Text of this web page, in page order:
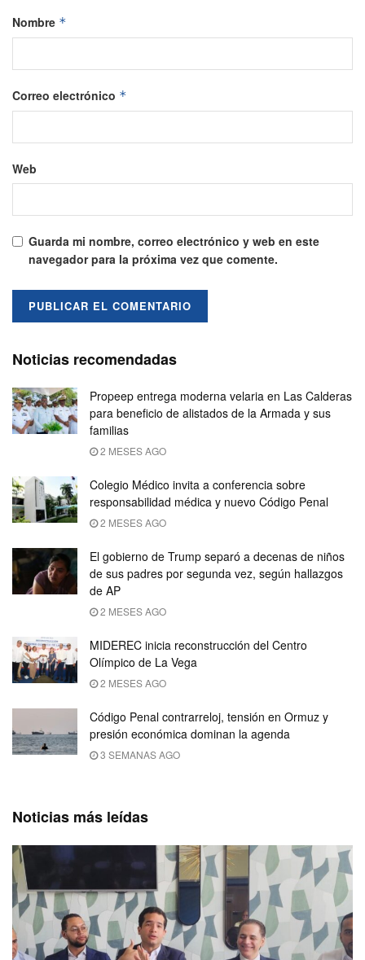
Nombre *
Correo electrónico *
Web
Guarda mi nombre, correo electrónico y web en este
navegador para la próxima vez que comente.
Noticias recomendadas
Propeep entrega moderna velaria en Las Calderas
para beneficio de alistados de la Armada y sus
familias
2 MESES AGO
Colegio Médico invita a conferencia sobre
responsabilidad médica y nuevo Código Penal
2 MESES AGO
El gobierno de Trump separó a decenas de niños
de sus padres por segunda vez, según hallazgos
de AP
2 MESES AGO
MIDEREC inicia reconstrucción del Centro
Olímpico de La Vega
2 MESES AGO
Código Penal contrarreloj, tensión en Ormuz y
presión económica dominan la agenda
3 SEMANAS AGO
Noticias más leídas